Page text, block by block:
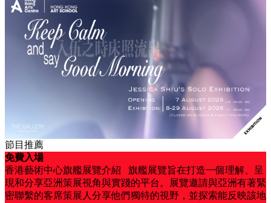
節目推薦
免費入場
香港藝術中心旗艦展覽介紹 旗艦展覽旨在打造一個理解、呈
現和分享亞洲策展視角與實踐的平台。展覽邀請與亞洲有著緊
密聯繫的客席策展人分享他們獨特的視野，並探索能反映該地